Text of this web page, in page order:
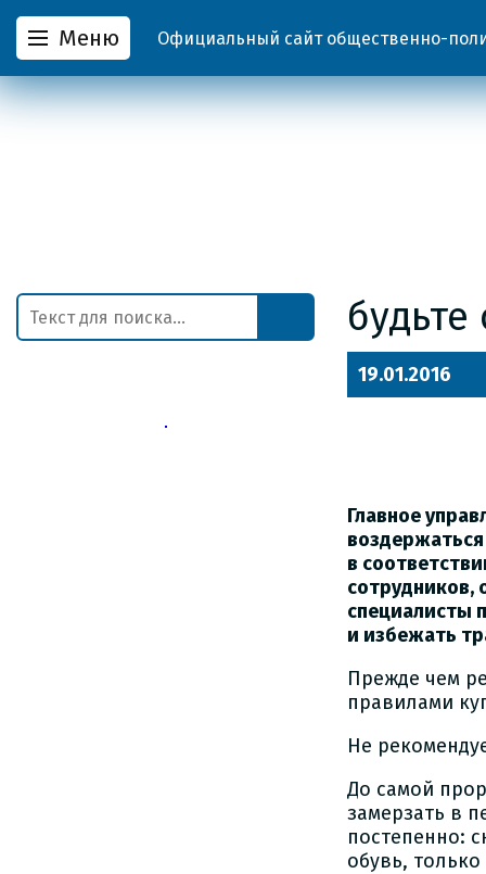
Меню Официальный сайт общественно-
19.01.2016
Главное
в
сотрудников,
специалисты
и избежать
Прежде чем
правилами
Не
До самой
замерзать в
постепенно:
обувь,